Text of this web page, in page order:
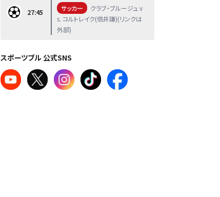
27:45 サッカー
クラブ・ブルージュ v
s. コルトレイク(倍井謙)(リンクは
外部)
スポーツブル 公式SNS